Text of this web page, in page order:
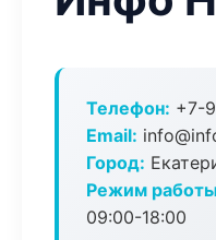
Телефон: +7-
Email:
Город:
Режим
09:00-18:00